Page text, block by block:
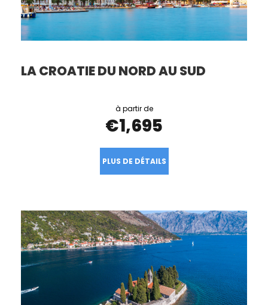
LA CROATIE DU NORD AU SUD
€1,695